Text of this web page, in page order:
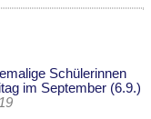
Schülerinnen
im September (6.9.)